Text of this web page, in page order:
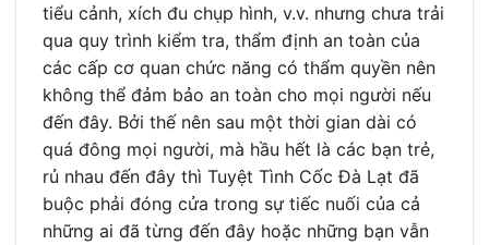
tiểu cảnh, xích đu chụp hình, v.v. nhưng chưa trải
qua quy trình kiểm tra, thẩm định an toàn của
các cấp cơ quan chức năng có thẩm quyền nên
không thể đảm bảo an toàn cho mọi người nếu
đến đây. Bởi thế nên sau một thời gian dài có
quá đông mọi người, mà hầu hết là các bạn trẻ,
rủ nhau đến đây thì Tuyệt Tình Cốc Đà Lạt đã
buộc phải đóng cửa trong sự tiếc nuối của cả
những ai đã từng đến đây hoặc những bạn vẫn